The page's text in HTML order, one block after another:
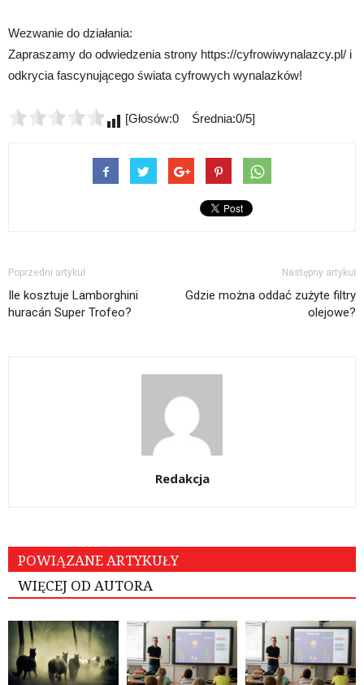
Wezwanie do działania:
Zapraszamy do odwiedzenia strony https://cyfrowiwynalazcy.pl/ i
odkrycia fascynującego świata cyfrowych wynalazków!
[Głosów:0 Średnia:0/5]
Poprzedni artykuł
Ile kosztuje Lamborghini
huracán Super Trofeo?
Następny artykuł
Gdzie można oddać zużyte filtry
olejowe?
Redakcja
POWIĄZANE ARTYKUŁY
WIĘCEJ OD AUTORA